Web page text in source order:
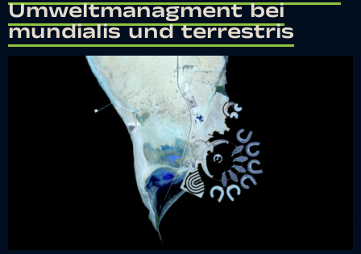
Umweltmanagment bei
mundialis und terrestris